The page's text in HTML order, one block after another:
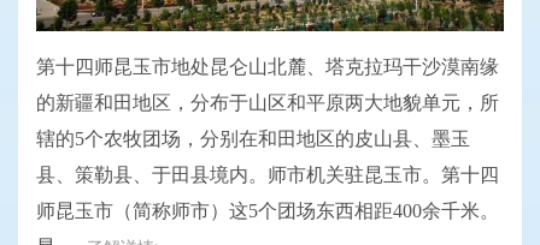
第十四师昆玉市地处昆仑山北麓、塔克拉玛干沙漠南缘
的新疆和田地区，分布于山区和平原两大地貌单元，所
辖的5个农牧团场，分别在和田地区的皮山县、墨玉
县、策勒县、于田县境内。师市机关驻昆玉市。第十四
师昆玉市（简称师市）这5个团场东西相距400余千米。